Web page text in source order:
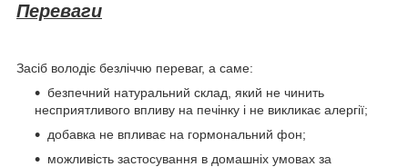
Переваги
Засіб володіє безліччю переваг, а саме:
безпечний натуральний склад, який не чинить
несприятливого впливу на печінку і не викликає алергії;
добавка не впливає на гормональний фон;
можливість застосування в домашніх умовах за